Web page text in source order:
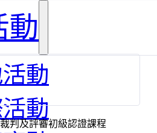
動
動
動
判及評審初級認證課程